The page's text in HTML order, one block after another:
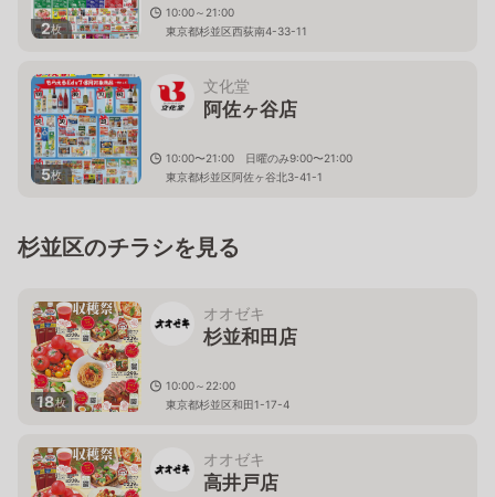
2枚
10:00～21:00
東京都杉並区西荻南4-33-11
5枚
文化堂
阿佐ヶ谷店
10:00〜21:00 日曜のみ9:00〜21:00
東京都杉並区阿佐ヶ谷北3-41-1
杉並区のチラシを見る
18枚
オオゼキ
杉並和田店
10:00～22:00
東京都杉並区和田1-17-4
オオゼキ
高井戸店